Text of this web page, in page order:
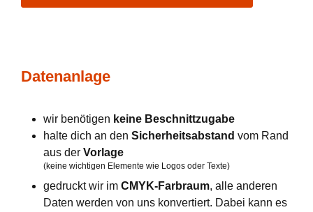
Datenanlage
wir benötigen keine Beschnittzugabe
halte dich an den Sicherheitsabstand vom Rand
aus der Vorlage
(keine wichtigen Elemente wie Logos oder Texte)
gedruckt wir im CMYK-Farbraum, alle anderen
Daten werden von uns konvertiert. Dabei kann es